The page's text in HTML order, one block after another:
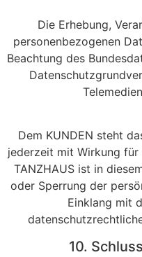
Die Erhebung,
personenbezogenen
Beachtung des
Dem KUNDEN steht
jederzeit mit Wirkung
TANZHAUS ist in
oder Sperrung der
Einklang mit
10.